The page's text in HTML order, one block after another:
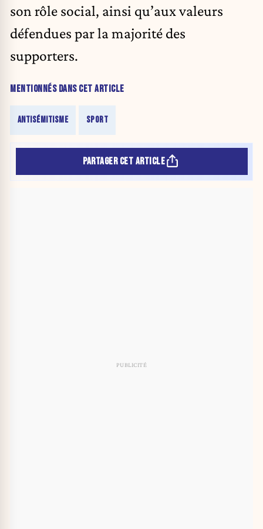
son rôle social, ainsi qu’aux valeurs
défendues par la majorité des
supporters.
MENTIONNÉS DANS CET ARTICLE
ANTISÉMITISME SPORT
PARTAGER CET ARTICLE